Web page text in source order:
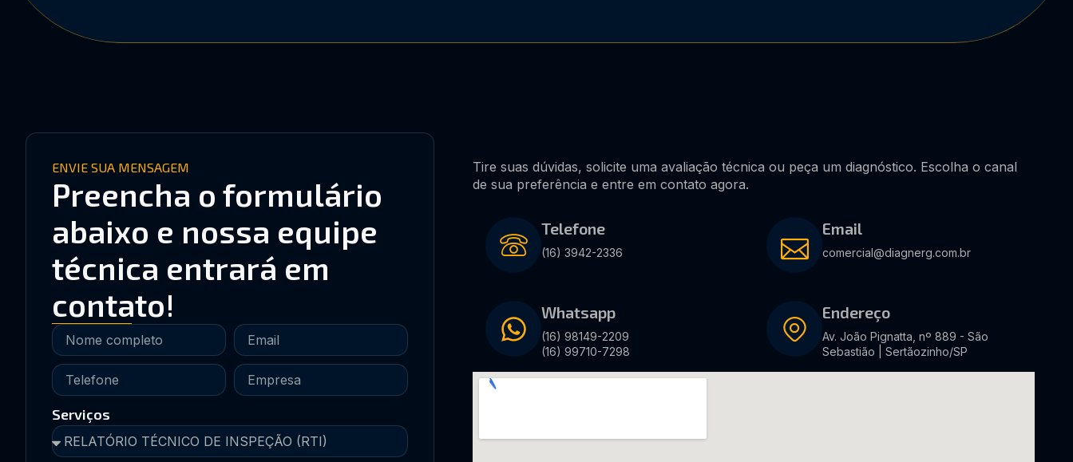
ENVIE SUA MENSAGEM
Preencha o formulário
abaixo e nossa equipe
técnica entrará em
contato!
Serviços
Tire suas dúvidas, solicite uma avaliação técnica ou peça um diagnóstico. Escolha o canal
de sua preferência e entre em contato agora.
Telefone
(16) 3942-2336
Email
comercial@diagnerg.com.br
Whatsapp
(16) 98149-2209
(16) 99710-7298
Endereço
Av. João Pignatta, nº 889 - São
Sebastião | Sertãozinho/SP